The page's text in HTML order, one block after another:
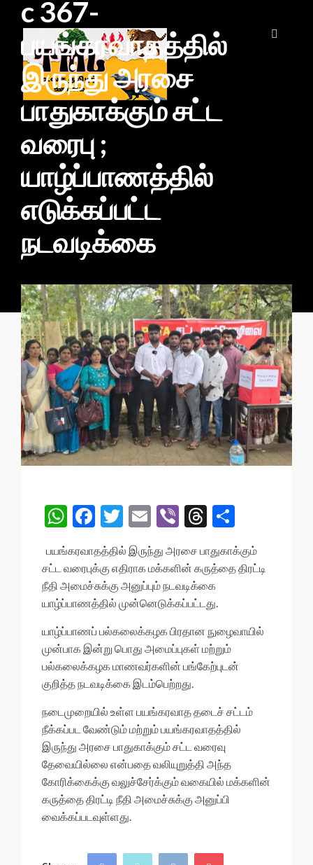
c 367-
பயங்கரவாதத்தில்
இருந்து அரசை
பாதுகாக்கும் சட்ட
வரைபு ;
யாழ்ப்பாணத்தில்
எடுக்கப்பட்ட
நடவடிக்கை
W
at
s
A
p
p
F
e
b
o
o
k
T
w
itt
er
E
ai
l
Vi
er
T
ea
ds
ar
e
பயங்கரவாதத்தில் இருந்து அரசை பாதுகாக்கும்
சட்ட வரைபுக்கு எதிராக மக்களின் கருத்தை திரட்டி
நீதி அமைச்சுக்கு அனுப்பும் நடவடிக்கை
யாழ்ப்பாணத்தில் முன்னெடுக்கப்பட்டது.
யாழ்ப்பாணப் பல்கலைக்கழக பிரதான நுழைவாயில்
முன்பாக இன்று பொது அமைப்புகள் மற்றும்
பல்கலைக்கழக மாணவர்களின் பங்கேற்புடன்
குறித்த நடவடிக்கை இடம்பெற்றது.
நடைமுறையில் உள்ள பயங்கரவாத தடைச் சட்டம்
நீக்கப்பட வேண்டும் மற்றும் பயங்கரவாதத்தில்
இருந்து அரசை பாதுகாக்கும் சட்ட வரைவு
தேவையில்லை என்பதை வலியுறுத்தி அந்த
கோரிக்கைக்கு வலுச்சேர்க்கும் வகையில் மக்களின்
கருத்தை திரட்டி நீதி அமைச்சுக்கு அனுப்பி
வைக்கப்படவுள்ளது.